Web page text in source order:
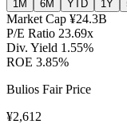
1M 6M YTD 1Y
Market Cap ¥24.3B
P/E Ratio 23.69x
Div. Yield 1.55%
ROE 3.85%
Bulios Fair Price
¥2,612